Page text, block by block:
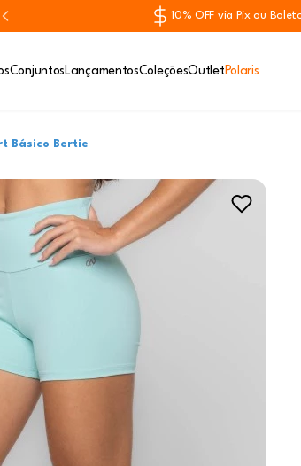
10% OFF via Pix ou
Conjuntos LançamentosColeçõesOutletPolaris
Básico Bertie